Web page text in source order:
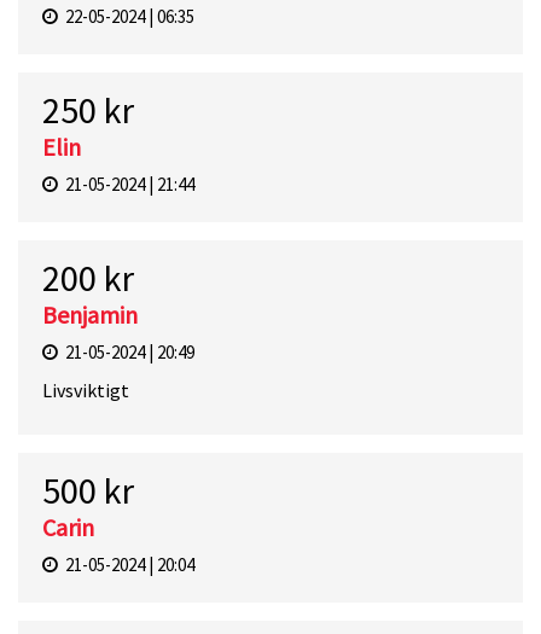
22-05-2024 | 06:35
250 kr
Elin
21-05-2024 | 21:44
200 kr
Benjamin
21-05-2024 | 20:49
Livsviktigt
500 kr
Carin
21-05-2024 | 20:04